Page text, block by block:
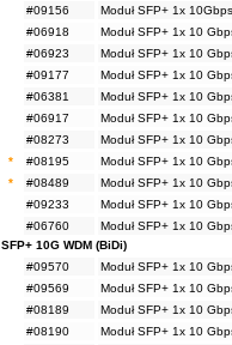
#09156
Moduł SFP+ 1x
#06918
Moduł SFP+ 1x 10
#06923
Moduł SFP+ 1x 10
#09177
Moduł SFP+ 1x 10
#06381
Moduł SFP+ 1x 10
#06917
Moduł SFP+ 1x 10
#08273
Moduł SFP+ 1x 10
*
#08195 Moduł SFP+ 1x 10
*
#08489 Moduł SFP+ 1x 10
#09233
Moduł SFP+ 1x 10
#06760
Moduł SFP+ 1x 10
SFP+ 10G WDM (BiDi)
#09570
Moduł SFP+ 1x 10
#09569
Moduł SFP+ 1x 10
#08189
Moduł SFP+ 1x 10
#08190
Moduł SFP+ 1x 10